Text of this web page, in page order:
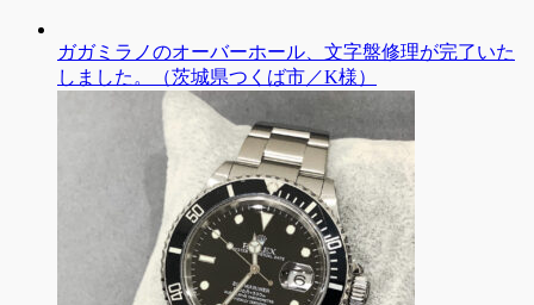
ガガミラノのオーバーホール、文字盤修理が完了いた
しました。（茨城県つくば市／K様）